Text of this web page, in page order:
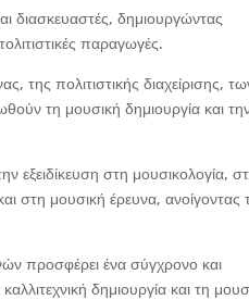
διασκευαστές, δημιουργώντας
παραγωγές.
της πολιτιστικής διαχείρισης,
τη μουσική δημιουργία και
εξειδίκευση στη μουσικολογία,
στη μουσική έρευνα, ανοίγοντας
προσφέρει ένα σύγχρονο και
δημιουργία και τη